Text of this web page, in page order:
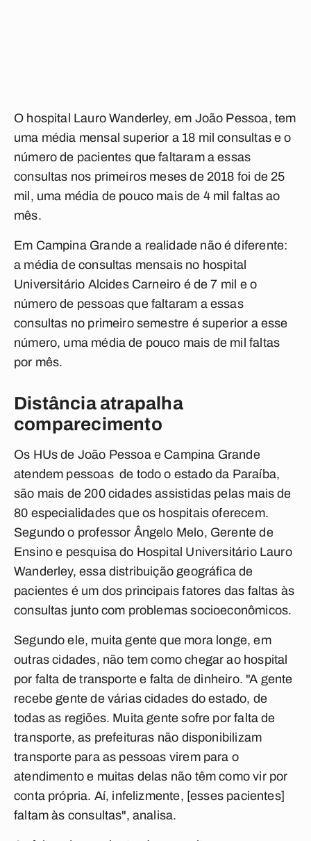
O hospital Lauro Wanderley, em João Pessoa, tem
uma média mensal superior a 18 mil consultas e o
número de pacientes que faltaram a essas
consultas nos primeiros meses de 2018 foi de 25
mil, uma média de pouco mais de 4 mil faltas ao
mês.
Em Campina Grande a realidade não é diferente:
a média de consultas mensais no hospital
Universitário Alcides Carneiro é de 7 mil e o
número de pessoas que faltaram a essas
consultas no primeiro semestre é superior a esse
número, uma média de pouco mais de mil faltas
por mês.
Distância atrapalha
comparecimento
Os HUs de João Pessoa e Campina Grande
atendem pessoas de todo o estado da Paraíba,
são mais de 200 cidades assistidas pelas mais de
80 especialidades que os hospitais oferecem.
Segundo o professor Ângelo Melo, Gerente de
Ensino e pesquisa do Hospital Universitário Lauro
Wanderley, essa distribuição geográfica de
pacientes é um dos principais fatores das faltas às
consultas junto com problemas socioeconômicos.
Segundo ele, muita gente que mora longe, em
outras cidades, não tem como chegar ao hospital
por falta de transporte e falta de dinheiro. "A gente
recebe gente de várias cidades do estado, de
todas as regiões. Muita gente sofre por falta de
transporte, as prefeituras não disponibilizam
transporte para as pessoas virem para o
atendimento e muitas delas não têm como vir por
conta própria. Aí, infelizmente, [esses pacientes]
faltam às consultas", analisa.